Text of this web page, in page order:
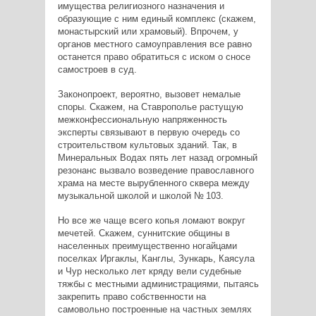
имущества религиозного назначения и
образующие с ним единый комплекс (скажем,
монастырский или храмовый). Впрочем, у
органов местного самоуправления все равно
останется право обратиться с иском о сносе
самостроев в суд.
Законопроект, вероятно, вызовет немалые
споры. Скажем, на Ставрополье растущую
межконфессиональную напряженность
эксперты связывают в первую очередь со
строительством культовых зданий. Так, в
Минеральных Водах пять лет назад огромный
резонанс вызвало возведение православного
храма на месте вырубленного сквера между
музыкальной школой и школой № 103.
Но все же чаще всего копья ломают вокруг
мечетей. Скажем, суннитские общины в
населенных преимущественно ногайцами
поселках Иргаклы, Канглы, Зункарь, Каясула
и Чур несколько лет кряду вели судебные
тяжбы с местными администрациями, пытаясь
закрепить право собственности на
самовольно построенные на частных землях